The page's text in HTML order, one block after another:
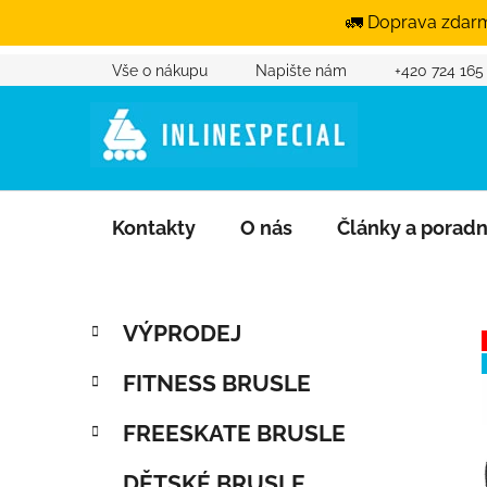
🚛 Doprava
Přejít na obsah
Vše o nákupu Napište nám +420 724 165
Kontakty O nás Články a
Postranní panel
Přeskočit kategorie
Kategorie
VÝPRODEJ
FITNESS BRUSLE
FREESKATE BRUSLE